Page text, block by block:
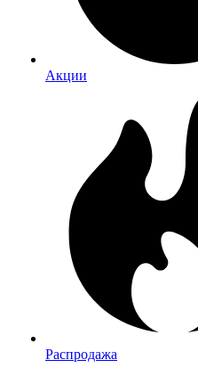
Акции
Распродажа